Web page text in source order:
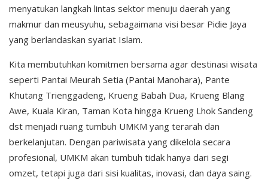
menyatukan langkah lintas sektor menuju daerah yang
makmur dan meusyuhu, sebagaimana visi besar Pidie Jaya
yang berlandaskan syariat Islam.
Kita membutuhkan komitmen bersama agar destinasi wisata
seperti Pantai Meurah Setia (Pantai Manohara), Pante
Khutang Trienggadeng, Krueng Babah Dua, Krueng Blang
Awe, Kuala Kiran, Taman Kota hingga Krueng Lhok Sandeng
dst menjadi ruang tumbuh UMKM yang terarah dan
berkelanjutan. Dengan pariwisata yang dikelola secara
profesional, UMKM akan tumbuh tidak hanya dari segi
omzet, tetapi juga dari sisi kualitas, inovasi, dan daya saing.